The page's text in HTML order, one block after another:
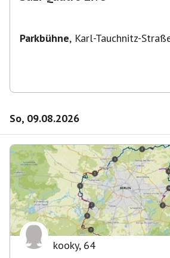
Parkbühne, Karl-Tauchnitz-
So, 09.08.2026
kooky, 64